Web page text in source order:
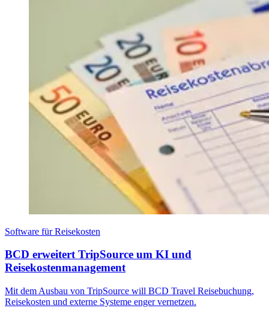
Software für Reisekosten
BCD erweitert TripSource um KI und
Reisekostenmanagement
Mit dem Ausbau von TripSource will BCD Travel Reisebuchung,
Reisekosten und externe Systeme enger vernetzen.